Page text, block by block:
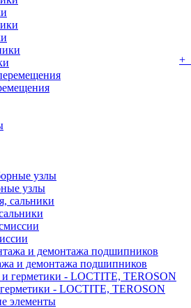
узлы
и демонтажа подшипников
- LOCTITE, TEROSON
элементы
+